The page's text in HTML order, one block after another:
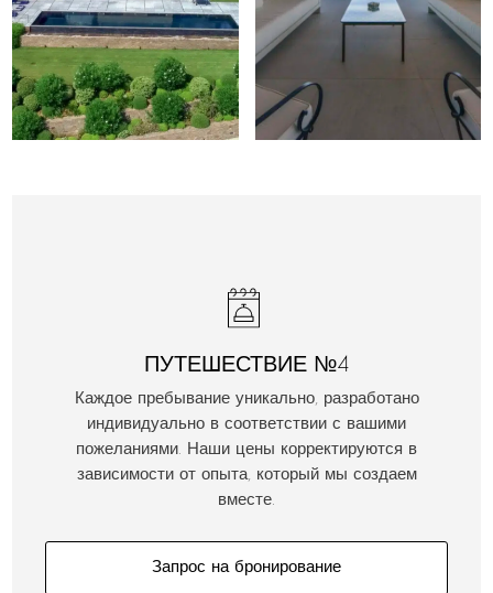
ПУТЕШЕСТВИЕ №4
Каждое пребывание уникально, разработано
индивидуально в соответствии с вашими
пожеланиями. Наши цены корректируются в
зависимости от опыта, который мы создаем
вместе.
Запрос на бронирование